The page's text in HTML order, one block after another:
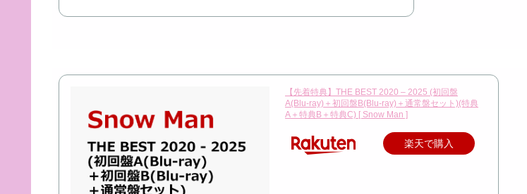
【先着特典】THE BEST 2020 – 2025 (初回盤
A(Blu-ray)＋初回盤B(Blu-ray)＋通常盤セット)(特典
A＋特典B＋特典C) [ Snow Man ]
楽天で購入